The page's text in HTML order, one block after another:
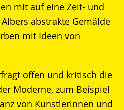
mit auf eine Zeit- und
abstrakte Gemälde
mit Ideen von
offen und kritisch die
Moderne, zum Beispiel
von Künstlerinnen und